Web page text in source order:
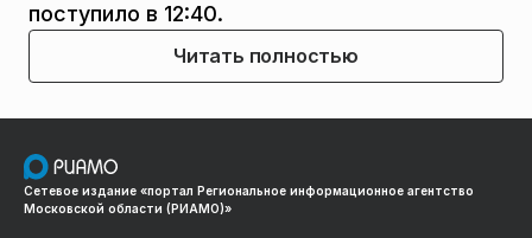
поступило в 12:40.
Читать полностью
Сетевое издание «портал Региональное информационное агентство
Московской области (РИАМО)»